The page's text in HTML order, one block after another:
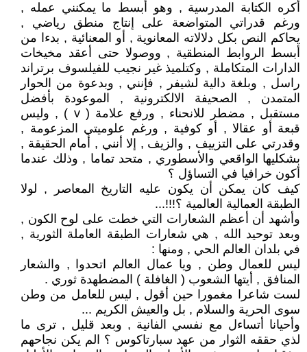
أكره الكتابة المدرسية , وهو أبسط ما يمكنني عمله ,
ورغم قدراتي المتواضعة على إنتاج منطق رياضي ,
يحاكم النص بكل دلالاته المعانوية , أو المعنائية , بدءا من
أبسط الروابط المنطقية , ووصولا حتى أعقد مخيخات
الدارات المتكاملة , وكتلميذ غير نجيب للفيلسوف برتراند
راسل , وبلغة دالية لشيفر , فإنني , وبدعوة من الحوار
المتمدن , الصحيفة الالكترونية , الموعودة بأفضل
مستقبل , مضطر للانحناء , ورفع علامة ( v ) , وليس
قبعة أو عقالا , أو كوفية , ورغم علوميتي المزعومة ,
وقدرتي على التزييف , والزيف , إلا أنني , أمام الحقيقة ,
بشكليها الواقعي والأسطوري , متحد تماما , وذلك عندما
أكون خرافيا في التساؤل ؟
كيف كان يمكن أن يكون عليه التاريخ المعاصر , لولا
الطبقة العمالية العالمية ؟!!!...
وأشهد أن أعظم الشعارات التي خطت على لوح الكون ,
وبعد توحيد الله , هي شعارات الطبقة العاملة الثورية ,
في بلدان العالم الحي , ومنها :
ليس للعمال وطن , ويا عمال العالم اتحدوا , والشعار
المنافق , أيتها الشعوب ( الغافلة ) المضطهدة ثوري .
لست شاعرا مغمورا حين أقول , ليس للعامل من وطن
سوى الحرية والسلام , بل والعيش الكريم ...
وأحيانا أتساءل مع نفسي الفانية , وبعد قليل , ترى ما
لذي حققه الثوار من عهد سبارتاكوس ؟ الم يكن نجاحهم